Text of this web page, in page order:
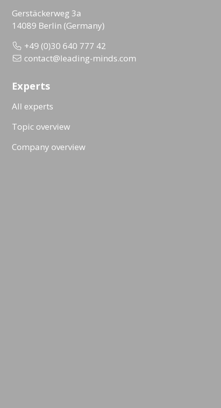
Gerstäckerweg 3a
14089 Berlin (Germany)
+49 (0)30 640 777 42
contact@leading-minds.com
Experts
All experts
Topic overview
Company overview